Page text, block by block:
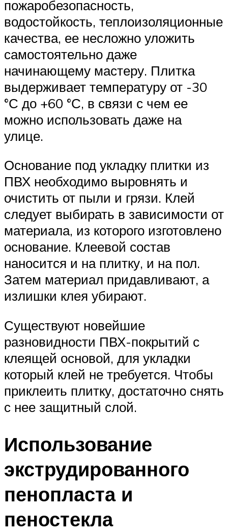
пожаробезопасность,
водостойкость, теплоизоляционные
качества, ее несложно уложить
самостоятельно даже
начинающему мастеру. Плитка
выдерживает температуру от -30
°С до +60 °С, в связи с чем ее
можно использовать даже на
улице.
Основание под укладку плитки из
ПВХ необходимо выровнять и
очистить от пыли и грязи. Клей
следует выбирать в зависимости от
материала, из которого изготовлено
основание. Клеевой состав
наносится и на плитку, и на пол.
Затем материал придавливают, а
излишки клея убирают.
Существуют новейшие
разновидности ПВХ-покрытий с
клеящей основой, для укладки
который клей не требуется. Чтобы
приклеить плитку, достаточно снять
с нее защитный слой.
Использование
экструдированного
пенопласта и
пеностекла